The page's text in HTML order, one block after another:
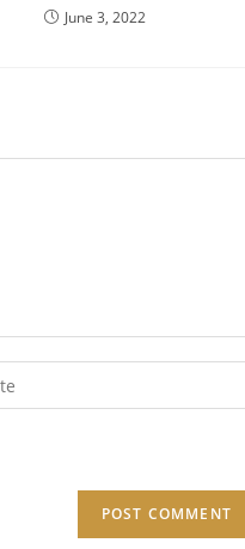
June 3, 2022